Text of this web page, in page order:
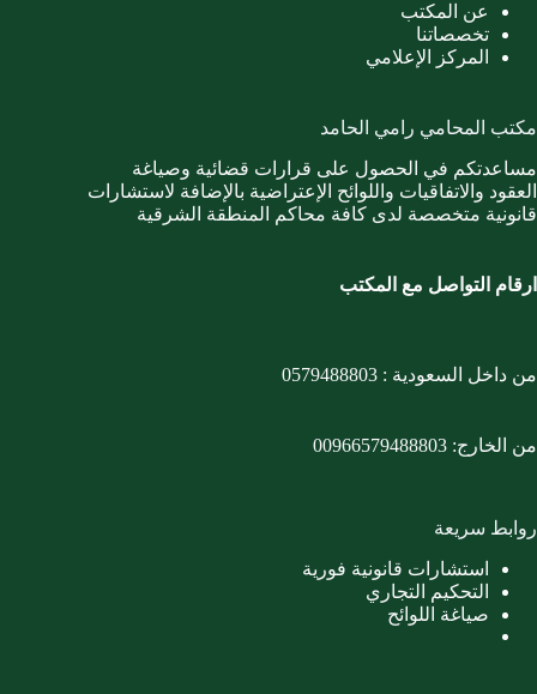
عن المكتب
تخصصاتنا
المركز الإعلامي
مكتب المحامي رامي الحامد
مساعدتكم في الحصول على قرارات قضائية وصياغة
العقود والاتفاقيات واللوائح الإعتراضية بالإضافة لاستشارات
قانونية متخصصة لدى كافة محاكم المنطقة الشرقية
ارقام التواصل مع المكتب
من داخل السعودية : 0579488803
من الخارج: 00966579488803
روابط سريعة
استشارات قانونية فورية
التحكيم التجاري
صياغة اللوائح